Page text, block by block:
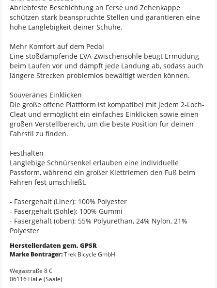
Abriebfeste Beschichtung an Ferse und Zehenkappe
schützen stark beanspruchte Stellen und garantieren eine
hohe Langlebigkeit deiner Schuhe.
Mehr Komfort auf dem Pedal
Eine stoßdämpfende EVA-Zwischensohle beugt Ermüdung
beim Laufen vor und dämpft jede Landung ab, sodass auch
längere Strecken problemlos bewältigt werden können.
Souveränes Einklicken
Die große offene Plattform ist kompatibel mit jedem 2-Loch-
Cleat und ermöglicht ein einfaches Einklicken sowie einen
großen Verstellbereich, um die beste Position für deinen
Fahrstil zu finden.
Festhalten
Langlebige Schnürsenkel erlauben eine individuelle
Passform, während ein großer Klettriemen den Fuß beim
Fahren fest umschließt.
- Fasergehalt (Liner): 100% Polyester
- Fasergehalt (Sohle): 100% Gummi
- Fasergehalt (oben): 55% Polyurethan, 24% Nylon, 21%
Polyester
Herstellerdaten gem. GPSR
Marke Bontrager:Trek Bicycle GmbH
Wegastraße 8 C
06116 Halle (Saale)